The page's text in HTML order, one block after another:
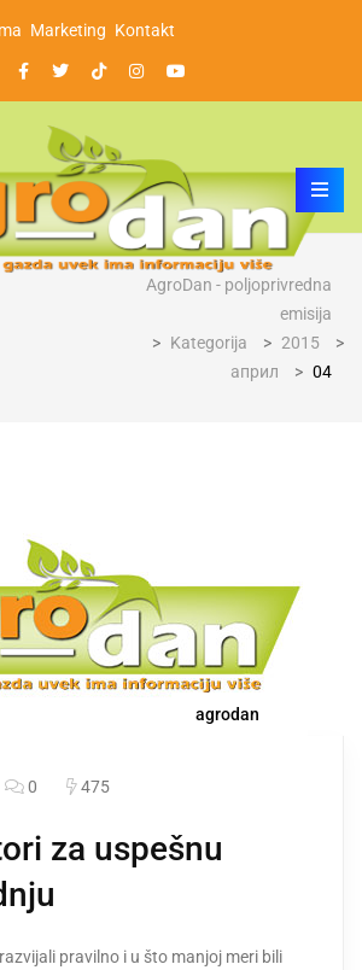
Marketing Kontakt
AgroDan - poljoprivredna
emisija
> Kategorija > 2015
>
април
> 04
agrodan
0 475
za uspešnu
pravilno i u što manjoj meri bili